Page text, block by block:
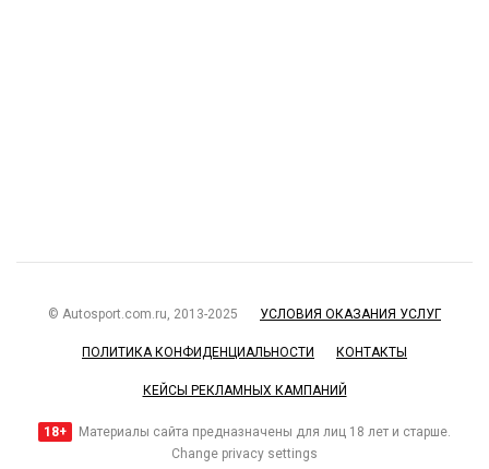
© Autosport.com.ru, 2013-2025 УСЛОВИЯ ОКАЗАНИЯ УСЛУГ
ПОЛИТИКА КОНФИДЕНЦИАЛЬНОСТИ КОНТАКТЫ
КЕЙСЫ РЕКЛАМНЫХ КАМПАНИЙ
18+
Материалы сайта предназначены для лиц 18 лет и старше.
Change privacy settings